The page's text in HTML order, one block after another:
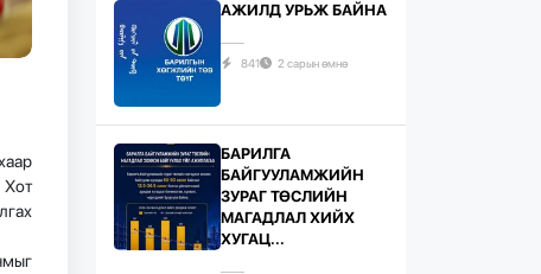
АЖИЛД УРЬЖ БАЙНА
841 2 сарын өмнө
БАРИЛГА
БАЙГУУЛАМЖИЙН
ЗУРАГ ТӨСЛИЙН
МАГАДЛАЛ ХИЙХ
ХУГАЦ...